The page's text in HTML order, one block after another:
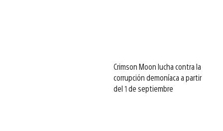
Crimson Moon lucha contra la
corrupción demoníaca a partir
del 1 de septiembre